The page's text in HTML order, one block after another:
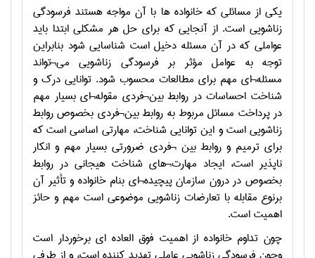
یکی از مسائلی که خانواده ها با آن مواجه هستند فرسودگی
زناشویی است. از آنجایی که برای حل هر مشکلی ابتدا باید
عواملی که در آن مسئله دخیل است شناسایی شود بنابراین
توجه به عوامل مؤثر بر فرسودگی زناشویی می¬تواند
مسئله¬ای مهم برای مطالعات محسوب شود. توانایی درک و
شناخت احساسات در روابط بین¬فردی مقوله¬ای بسیار مهم
در پرداخت مسائل مربوط به روابط بین¬فردی بخصوص روابط
زناشویی است و این توانایی شناخت، مهارتی اساسی است که
برای ترمیم و روابط بین ¬فردی ضرورتی بسیار مهم و انکار
ناپذیر است، ایجاد مهارت¬های شناخت هیجانی در روابط
بخصوص در درون سازمان پیچیده¬ای بنام خانواده و تأثیر آن
برنوع مقابله با تعارضات زناشویی موضوعی است مهم و حائز
اهمیت است.
چون تداوم خانواده از اهمیت فوق العاده ای برخوردار است